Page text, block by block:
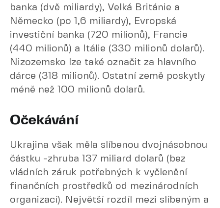
banka (dvě miliardy), Velká Británie a
Německo (po 1,6 miliardy), Evropská
investiční banka (720 milionů), Francie
(440 milionů) a Itálie (330 milionů dolarů).
Nizozemsko lze také označit za hlavního
dárce (318 milionů). Ostatní země poskytly
méně než 100 milionů dolarů.
Očekávání
Ukrajina však měla slíbenou dvojnásobnou
částku -zhruba 137 miliard dolarů (bez
vládních záruk potřebných k vyčlenění
finančních prostředků od mezinárodních
organizací). Největší rozdíl mezi slíbeným a